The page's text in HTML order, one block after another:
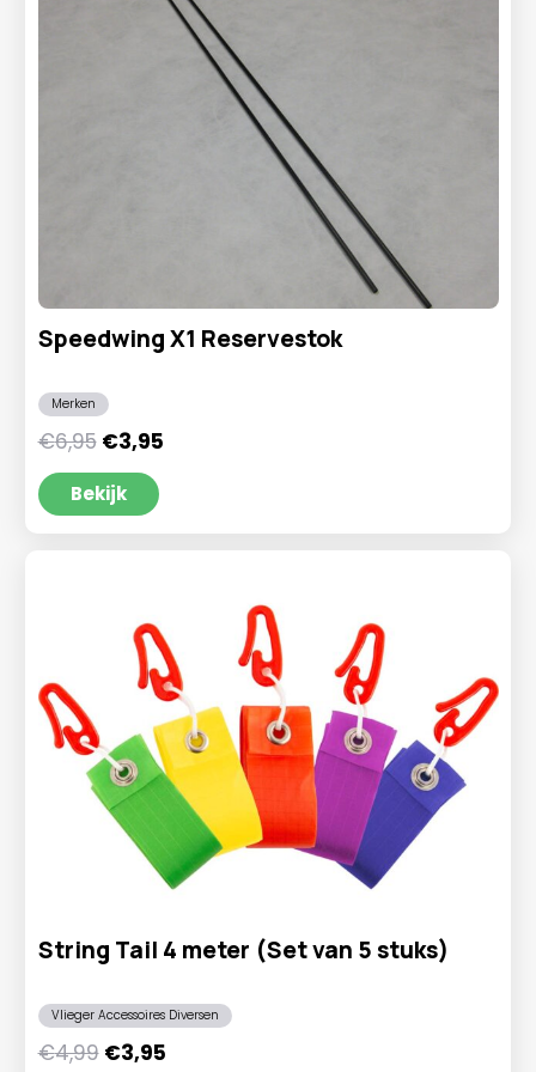
Speedwing X1 Reservestok
Merken
€6,95 Oorspronkelijke
prijs
was:
€6,95.
€3,95Huidige
Bekijk
String Tail 4 meter (Set van 5 stuks)
Vlieger Accessoires Diversen
€4,99 Oorspronkelijke
€3,95Huidige